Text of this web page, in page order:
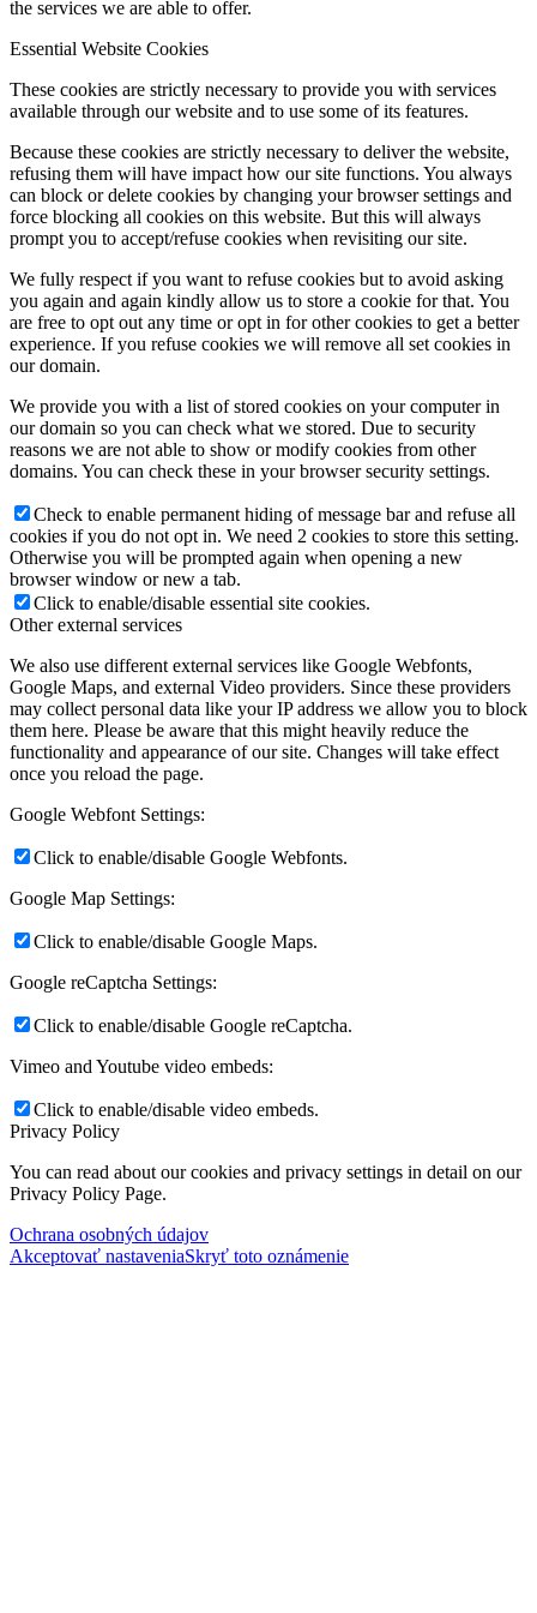
the services we are able to offer.
Essential Website Cookies
These cookies are strictly necessary to provide you with services
available through our website and to use some of its features.
Because these cookies are strictly necessary to deliver the website,
refusing them will have impact how our site functions. You always
can block or delete cookies by changing your browser settings and
force blocking all cookies on this website. But this will always
prompt you to accept/refuse cookies when revisiting our site.
We fully respect if you want to refuse cookies but to avoid asking
you again and again kindly allow us to store a cookie for that. You
are free to opt out any time or opt in for other cookies to get a better
experience. If you refuse cookies we will remove all set cookies in
our domain.
We provide you with a list of stored cookies on your computer in
our domain so you can check what we stored. Due to security
reasons we are not able to show or modify cookies from other
domains. You can check these in your browser security settings.
Check to enable permanent hiding of message bar and refuse all
cookies if you do not opt in. We need 2 cookies to store this setting.
Otherwise you will be prompted again when opening a new
browser window or new a tab.
Click to enable/disable essential site cookies.
Other external services
We also use different external services like Google Webfonts,
Google Maps, and external Video providers. Since these providers
may collect personal data like your IP address we allow you to block
them here. Please be aware that this might heavily reduce the
functionality and appearance of our site. Changes will take effect
once you reload the page.
Google Webfont Settings:
Click to enable/disable Google Webfonts.
Google Map Settings:
Click to enable/disable Google Maps.
Google reCaptcha Settings:
Click to enable/disable Google reCaptcha.
Vimeo and Youtube video embeds:
Click to enable/disable video embeds.
Privacy Policy
You can read about our cookies and privacy settings in detail on our
Privacy Policy Page.
Ochrana osobných údajov
Akceptovať nastaveniaSkryť toto oznámenie